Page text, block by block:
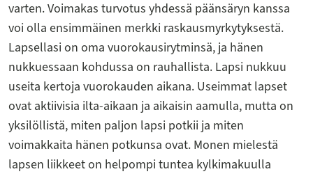
varten. Voimakas turvotus yhdessä päänsäryn kanssa
voi olla ensimmäinen merkki raskausmyrkytyksestä.
Lapsellasi on oma vuorokausirytminsä, ja hänen
nukkuessaan kohdussa on rauhallista. Lapsi nukkuu
useita kertoja vuorokauden aikana. Useimmat lapset
ovat aktiivisia ilta-aikaan ja aikaisin aamulla, mutta on
yksilöllistä, miten paljon lapsi potkii ja miten
voimakkaita hänen potkunsa ovat. Monen mielestä
lapsen liikkeet on helpompi tuntea kylkimakuulla